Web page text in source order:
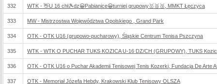
332 WTK - 👋U 16 chł🎾dz😀Pabianice😀turniej grupowy🥇🥈🥉, MMKT Łęczyca
333 MW - Mistrzostwa Województwa Opolskiego , Grand Park
334 OTK - OTK U16 (grupowo-pucharowy), Śląskie Centrum Tenisa Pszczyna
335 WTK - WTK O PUCHAR TUKS KOZICA U-16 DZ/CH (GRUPOWY), TUKS
336 OTK - OTK U16 o Puchar Akademii Tenisowej Tenis Kozerki, Fundacja De Arte
337 OTK - Memoriał Józefa Hebdy, Krakowski Klub Tenisowy OLSZA